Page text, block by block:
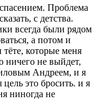
Проблема
с детства.
всегда были рядом
а потом и
которые меня
ничего не выйдет,
Андреем, и я
это бросить. и я
ниногда не